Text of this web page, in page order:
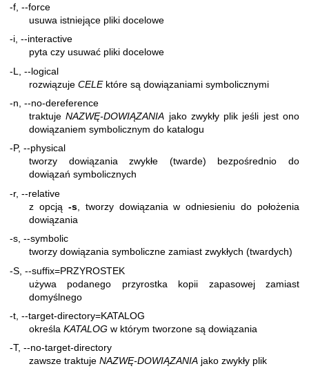
-f, --force
usuwa istniejące pliki docelowe
-i, --interactive
pyta czy usuwać pliki docelowe
-L, --logical
rozwiązuje CELEktóre są dowiązaniami symbolicznymi
-n, --no-dereference
traktujeNAZWĘ-DOWIĄZANIA jako zwykły plik jeśli jest ono
dowiązaniem symbolicznym do katalogu
-P, --physical
tworzy dowiązania zwykłe (twarde) bezpośrednio do
dowiązań symbolicznych
-r, --relative
z opcją -s, tworzy dowiązania w odniesieniu do położenia
dowiązania
-s, --symbolic
tworzy dowiązania symboliczne zamiast zwykłych (twardych)
-S, --suffix=PRZYROSTEK
używa podanego przyrostka kopii zapasowej zamiast
domyślnego
-t, --target-directory=KATALOG
określa KATALOG w którym tworzone są dowiązania
-T, --no-target-directory
zawsze traktuje NAZWĘ-DOWIĄZANIA jako zwykły plik